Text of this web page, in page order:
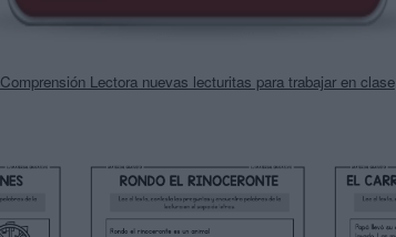
Comprensión Lectora nuevas lecturitas para trabajar en clase